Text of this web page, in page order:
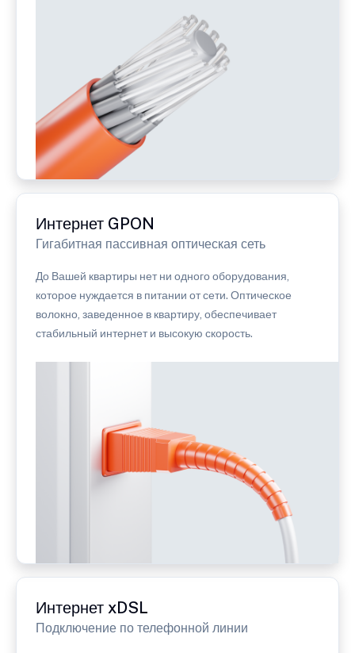
Интернет GPON
Гигабитная пассивная оптическая сеть
До Вашей квартиры нет ни одного оборудования,
которое нуждается в питании от сети. Оптическое
волокно, заведенное в квартиру, обеспечивает
стабильный интернет и высокую скорость.
Интернет xDSL
Подключение по телефонной линии